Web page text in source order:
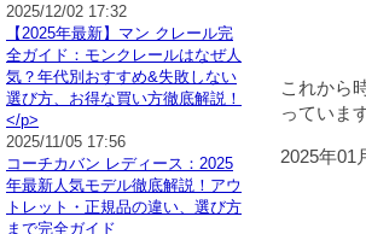
これから
っていま
2025年01
2025/12/02 17:32
【2025年最新】マン クレール完
全ガイド：モンクレールはなぜ人
気？年代別おすすめ&失敗しない
選び方、お得な買い方徹底解説！
</p>
2025/11/05 17:56
コーチカバン レディース：2025
年最新人気モデル徹底解説！アウ
トレット・正規品の違い、選び方
まで完全ガイド